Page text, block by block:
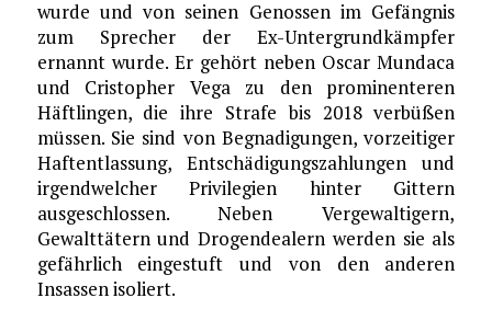
wurde und von seinen Genossen im Gefängnis
zum Sprecher der Ex-Untergrundkämpfer
ernannt wurde. Er gehört neben Oscar Mundaca
und Cristopher Vega zu den prominenteren
Häftlingen, die ihre Strafe bis 2018 verbüßen
müssen. Sie sind von Begnadigungen, vorzeitiger
Haftentlassung, Entschädigungszahlungen und
irgendwelcher Privilegien hinter Gittern
ausgeschlossen. Neben Vergewaltigern,
Gewalttätern und Drogendealern werden sie als
gefährlich eingestuft und von den anderen
Insassen isoliert.